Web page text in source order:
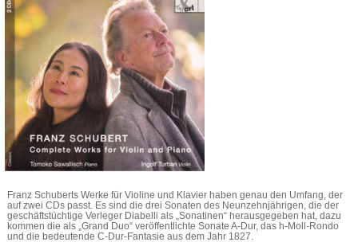
Franz Schuberts Werke für Violine und Klavier haben genau den Umfang, der
auf zwei CDs passt. Es sind die drei Sonaten des Neunzehnjährigen, die der
geschäftstüchtige Verleger Diabelli als „Sonatinen“ herausgegeben hat, dazu
kommen die als „Grand Duo“ veröffentlichte Sonate A-Dur, das h-Moll-Rondo
und die bedeutende C-Dur-Fantasie aus dem Jahr 1827.